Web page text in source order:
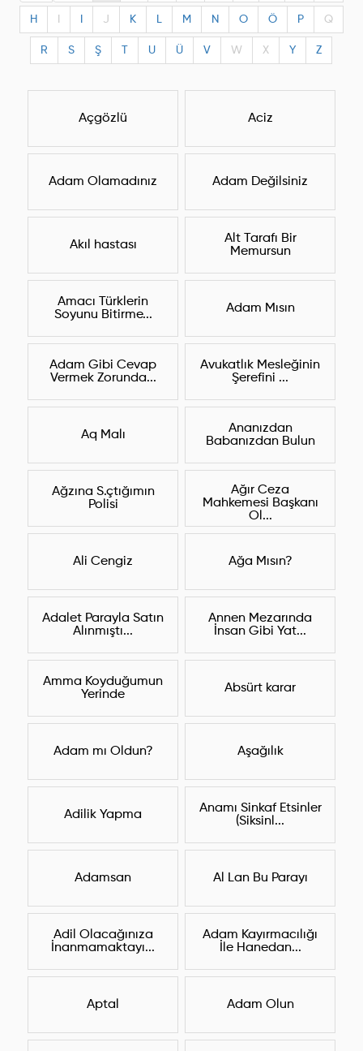
H J K L M N O Ö P Q
R S Ş U Ü V W X Y Z
Açgözlü Aciz
Adam Olamadınız Adam Değilsiniz
Akıl hastası
Alt Tarafı Bir
Memursun
Amacı Türklerin
Soyunu Bitirme...
Adam Mısın
Adam Gibi Cevap
Vermek Zorunda...
Avukatlık Mesleğinin
Şerefini ...
Aq Malı
Ananızdan
Babanızdan Bulun
Ağzına S.çtığımın
Polisi
Ağır Ceza
Mahkemesi Başkanı
Ol...
Ali Cengiz Ağa Mısın?
Adalet Parayla Satın
Alınmıştı...
Annen Mezarında
İnsan Gibi Yat...
Amma Koyduğumun
Yerinde
Absürt karar
Adam mı Oldun? Aşağılık
Adilik Yapma
Anamı Sinkaf Etsinler
(Siksinl...
Adamsan Al Lan Bu Parayı
Adil Olacağınıza
İnanmamaktayı...
Adam Kayırmacılığı
İle Hanedan...
Aptal Adam Olun